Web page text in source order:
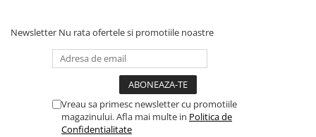
Markere speciale pentru desen
Pixuri si rezerve
Ghiozdane si genti scolare
Genti laptop
Newsletter Nu rata ofertele si promotiile noastre
Vreau sa primesc newsletter cu promotiile
magazinului. Afla mai multe in Politica de
Confidentialitate